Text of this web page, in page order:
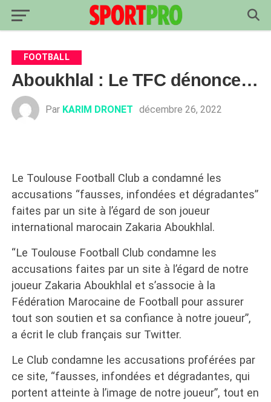
FOOTBALL
Aboukhlal : Le TFC dénonce…
Par KARIM DRONET décembre 26, 2022
Le Toulouse Football Club a condamné les
accusations “fausses, infondées et dégradantes”
faites par un site à l’égard de son joueur
international marocain Zakaria Aboukhlal.
“Le Toulouse Football Club condamne les
accusations faites par un site à l’égard de notre
joueur Zakaria Aboukhlal et s’associe à la
Fédération Marocaine de Football pour assurer
tout son soutien et sa confiance à notre joueur”,
a écrit le club français sur Twitter.
Le Club condamne les accusations proférées par
ce site, “fausses, infondées et dégradantes, qui
portent atteinte à l’image de notre joueur”, tout en